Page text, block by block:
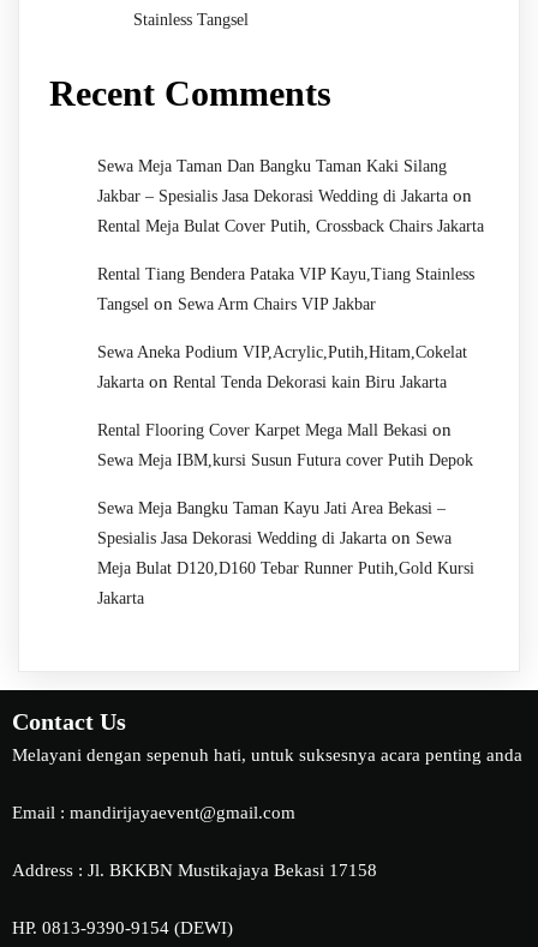
Stainless Tangsel
Recent Comments
Sewa Meja Taman Dan Bangku Taman Kaki Silang
Jakbar – Spesialis Jasa Dekorasi Wedding di Jakarta on
Rental Meja Bulat Cover Putih, Crossback Chairs Jakarta
Rental Tiang Bendera Pataka VIP Kayu,Tiang Stainless
Tangsel on Sewa Arm Chairs VIP Jakbar
Sewa Aneka Podium VIP,Acrylic,Putih,Hitam,Cokelat
Jakarta on Rental Tenda Dekorasi kain Biru Jakarta
Rental Flooring Cover Karpet Mega Mall Bekasi on
Sewa Meja IBM,kursi Susun Futura cover Putih Depok
Sewa Meja Bangku Taman Kayu Jati Area Bekasi –
Spesialis Jasa Dekorasi Wedding di Jakarta on Sewa
Meja Bulat D120,D160 Tebar Runner Putih,Gold Kursi
Jakarta
Contact Us
Melayani dengan sepenuh hati, untuk suksesnya acara penting anda
Email : mandirijayaevent@gmail.com
Address : Jl. BKKBN Mustikajaya Bekasi 17158
HP. 0813-9390-9154 (DEWI)